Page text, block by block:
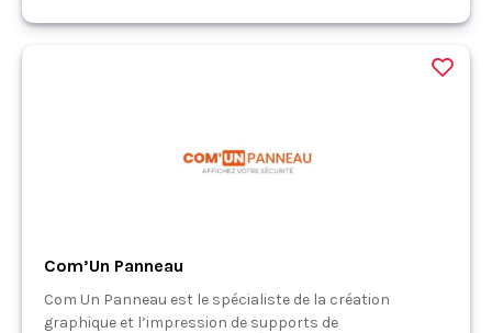
Com’Un Panneau
Com Un Panneau est le spécialiste de la création
graphique et l’impression de supports de